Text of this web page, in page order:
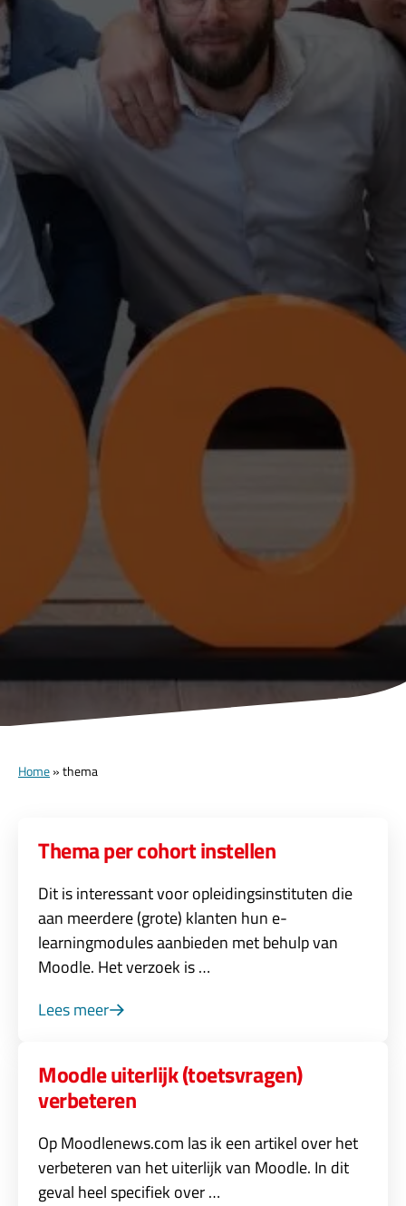
Home»thema
Thema per cohort instellen
Dit is interessant voor opleidingsinstituten die
aan meerdere (grote) klanten hun e-
learningmodules aanbieden met behulp van
Moodle. Het verzoek is …
Lees meer
Moodle uiterlijk (toetsvragen)
verbeteren
Op Moodlenews.com las ik een artikel over het
verbeteren van het uiterlijk van Moodle. In dit
geval heel specifiek over …